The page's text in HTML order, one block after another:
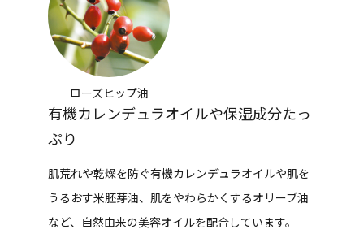
ローズヒップ油
有機カレンデュラオイルや保湿成分たっ
ぷり
肌荒れや乾燥を防ぐ有機カレンデュラオイルや肌を
うるおす米胚芽油、肌をやわらかくするオリーブ油
など、自然由来の美容オイルを配合しています。